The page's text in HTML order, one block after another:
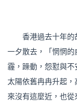
香港過去十年
一夕散去，「惘惘
霾，躁動，怨懟與
太陽依舊冉冉升起
來沒有這麼近，也從